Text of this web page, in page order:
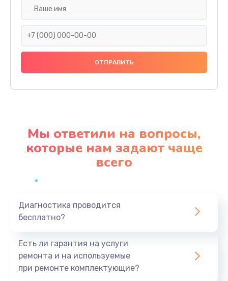
Замена праймера
1000 руб.
Заказать
Профилактическая чистка
Заказать
Мы ответили на вопросы,
которые нам задают чаще
всего
Диагностика проводится
бесплатно?
Есть ли гарантия на услуги
ремонта и на используемые
при ремонте комплектующие?